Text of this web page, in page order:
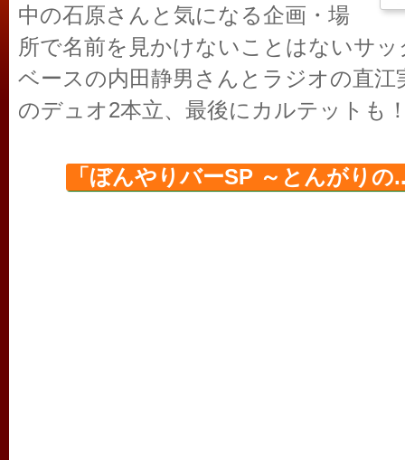
中の石原さんと気になる企画・場
所で名前を見かけないことはないサ
ベースの内田静男さんとラジオの直江
のデュオ2本立、最後にカルテットも
「ぼんやりバーSP ～とんがりの